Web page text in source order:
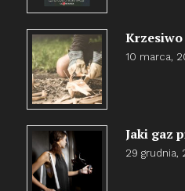
Krzesiwo
10 marca,
Jaki gaz
29 grudnia,